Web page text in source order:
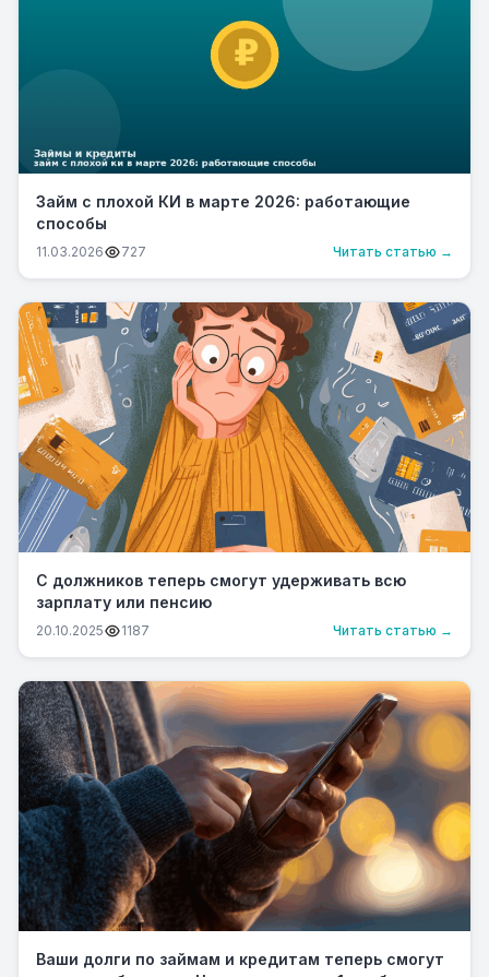
Займ с плохой КИ в марте 2026: работающие
способы
11.03.2026 727 Читать статью →
С должников теперь смогут удерживать всю
зарплату или пенсию
20.10.2025 1187 Читать статью →
Ваши долги по займам и кредитам теперь смогут